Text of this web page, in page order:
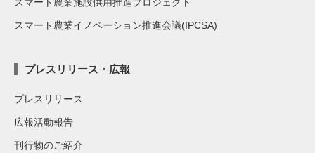
スマート農業施設供用推進プロジェクト
スマート農業イノベーション推進会議(IPCSA)
プレスリリース・広報
プレスリリース
広報活動報告
刊行物のご紹介